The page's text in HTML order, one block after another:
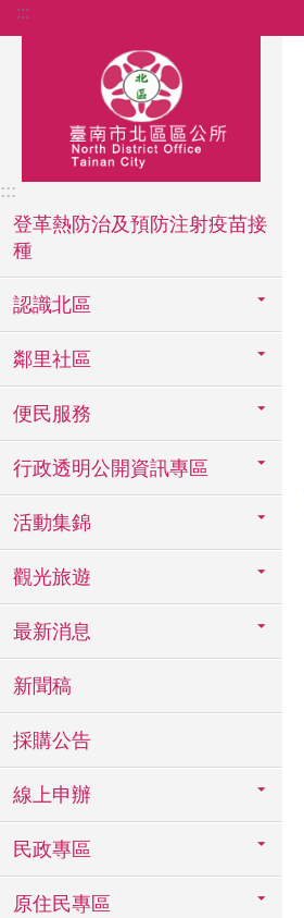
跳到主要內容區塊
:::
:::
登革熱防治及預防注射疫苗接
種
認識北區
鄰里社區
便民服務
行政透明公開資訊專區
活動集錦
觀光旅遊
最新消息
新聞稿
採購公告
線上申辦
民政專區
原住民專區